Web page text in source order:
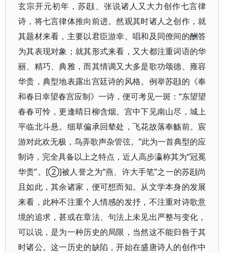
玄宗开元初年，苏颋、张说诸人又大力创作七言律
诗，将七言律体推向前进。然观其时诸人之创作，就
其题材来看，主要以君臣游幸、唱和及同僚间的酬答
为其表现对象；就其形式来看，又大都注重词语的华
丽、精巧、典雅，而其情调又大多是歌功颂德、雍容
华贵，典型地表露出宫廷诗的风格。例举苏颋的《奉
和春日幸望春宫应制》一诗，便可考见一斑：“东望望
春春可怜，更逢晴日柳含烟。宫中下见南山尽，城上
平临北斗悬。细草偏承回辇处，飞花故落奉觞前。宸
游对此欢无极，鸟弄歌声杂管弦。”此为一首典型的应
制诗，完全具备以上之特点，近人高步瀛称其为“冠冕
华贵”。[②]被人誉之为“燕、许大手笔”之一的苏颋尚
且如此，其余诸家，便可想而知。从文学本身的发展
来看，此种不注重个人情感的发抒，不注重对诗歌意
境的追求，甚或在章法、句法上未见出严整与变化，
可以说，是为一种历史的局限，当然这不能归咎于其
时诸公。这一历史的缺陷，开始在盛唐诗人的创作中